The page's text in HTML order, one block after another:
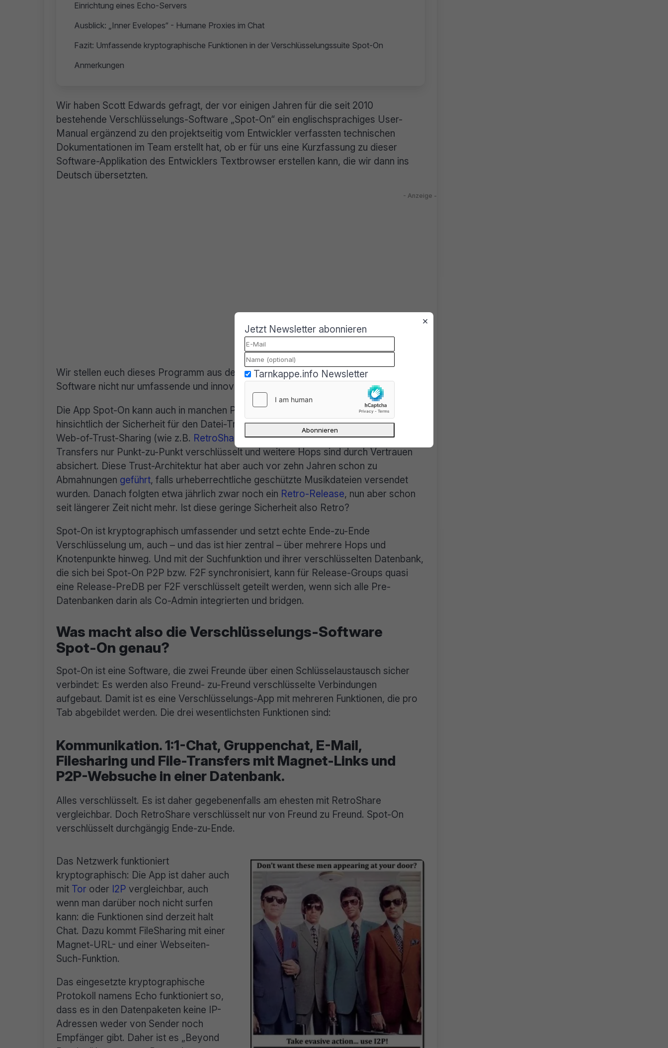
Einrichtung eines Echo-Servers
Ausblick: „Inner Evelopes“ - Humane Proxies im Chat
Fazit: Umfassende kryptographische Funktionen in der Verschlüsselungssuite Spot-On
Anmerkungen
Wir haben Scott Edwards gefragt, der vor einigen Jahren für die seit 2010
bestehende Verschlüsselungs-Software „Spot-On“ ein englischsprachiges User-
Manual ergänzend zu den projektseitig vom Entwickler verfassten technischen
Dokumentationen im Team erstellt hat, ob er für uns eine Kurzfassung zu dieser
Software-Applikation des Entwicklers Textbrowser erstellen kann, die wir dann ins
Deutsch übersetzten.
Wir stellen euch dieses Programm aus der angewandten Kryptographie vor, da die
Software nicht nur umfassende und innovative kryptographische Funktionen enthält:
Die App Spot-On kann auch in manchen Punkten – zum Beispiel insbesondere
hinsichtlich der Sicherheit für den Datei-Transfer-Bereich quasi als Nachfolger von
Web-of-Trust-Sharing (wie z.B. RetroShare
) gelten. Denn dabei werden die Datei-
Transfers nur Punkt-zu-Punkt verschlüsselt und weitere Hops sind durch Vertrauen
absichert. Diese Trust-Architektur hat aber auch vor zehn Jahren schon zu
Abmahnungen geführt, falls urheberrechtliche geschützte Musikdateien versendet
wurden. Danach folgten etwa jährlich zwar noch ein Retro-Release, nun aber schon
seit längerer Zeit nicht mehr. Ist diese geringe Sicherheit also Retro?
Spot-On ist kryptographisch umfassender und setzt echte Ende-zu-Ende
Verschlüsselung um, auch – und das ist hier zentral – über mehrere Hops und
Knotenpunkte hinweg. Und mit der Suchfunktion und ihrer verschlüsselten Datenbank,
die sich bei Spot-On P2P bzw. F2F synchronisiert, kann für Release-Groups quasi
eine Release-PreDB per F2F verschlüsselt geteilt werden, wenn sich alle Pre-
Datenbanken darin als Co-Admin integrierten und bridgen.
Was macht also die Verschlüsselungs-Software
Spot-On genau?
Spot-On ist eine Software, die zwei Freunde über einen Schlüsselaustausch sicher
verbindet: Es werden also Freund- zu-Freund verschlüsselte Verbindungen
aufgebaut. Damit ist es eine Verschlüsselungs-App mit mehreren Funktionen, die pro
Tab abgebildet werden. Die drei wesentlichsten Funktionen sind:
Kommunikation. 1:1-Chat, Gruppenchat, E-Mail,
Filesharing und File-Transfers mit Magnet-Links und
P2P-Websuche in einer Datenbank.
Alles verschlüsselt. Es ist daher gegebenenfalls am ehesten mit RetroShare
vergleichbar. Doch RetroShare verschlüsselt nur von Freund zu Freund. Spot-On
verschlüsselt durchgängig Ende-zu-Ende.
Das Netzwerk funktioniert
kryptographisch: Die App ist daher auch
mit Tor oder I2P vergleichbar, auch
wenn man darüber noch nicht surfen
kann: die Funktionen sind derzeit halt
Chat. Dazu kommt FileSharing mit einer
Magnet-URL- und einer Webseiten-
Such-Funktion.
Das eingesetzte kryptographische
Protokoll namens Echo funktioniert so,
dass es in den Datenpaketen keine IP-
Adressen weder von Sender noch
Empfänger gibt. Daher ist es „Beyond
×
Jetzt Newsletter abonnieren
Tarnkappe.info Newsletter